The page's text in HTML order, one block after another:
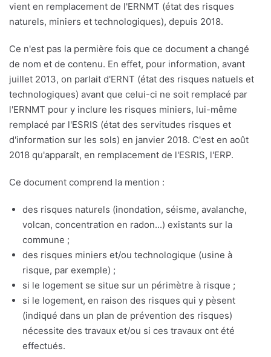
vient en remplacement de l'ERNMT (état des risques
naturels, miniers et technologiques), depuis 2018.
Ce n'est pas la permière fois que ce document a changé
de nom et de contenu. En effet, pour information, avant
juillet 2013, on parlait d'ERNT (état des risques natuels et
technologiques) avant que celui-ci ne soit remplacé par
l'ERNMT pour y inclure les risques miniers, lui-même
remplacé par l'ESRIS (état des servitudes risques et
d'information sur les sols) en janvier 2018. C'est en août
2018 qu'apparaît, en remplacement de l'ESRIS, l'ERP.
Ce document comprend la mention :
des risques naturels (inondation, séisme, avalanche,
volcan, concentration en radon...) existants sur la
commune ;
des risques miniers et/ou technologique (usine à
risque, par exemple) ;
si le logement se situe sur un périmètre à risque ;
si le logement, en raison des risques qui y pèsent
(indiqué dans un plan de prévention des risques)
nécessite des travaux et/ou si ces travaux ont été
effectués.